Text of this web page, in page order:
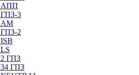
АПП
ГПЗ-3
АМ
ГПЗ-2
ISB
LS
2 ГПЗ
34 ГПЗ